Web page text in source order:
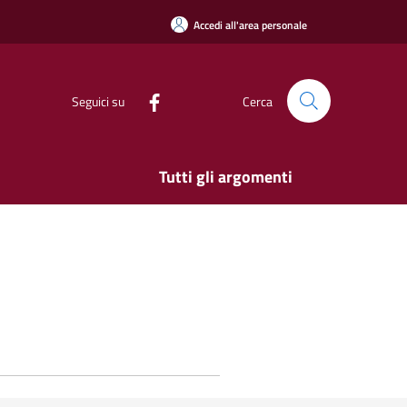
Accedi all'area personale
Seguici su Cerca
Tutti gli argomenti